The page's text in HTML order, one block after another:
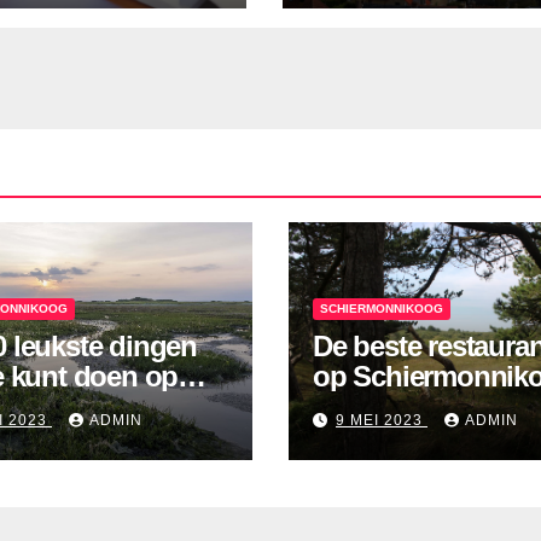
leukste dingen
kunt doen op
2023 ADMIN
SCHIERMONNIKOOG
De beste
op
9 MEI 2023 ADMIN